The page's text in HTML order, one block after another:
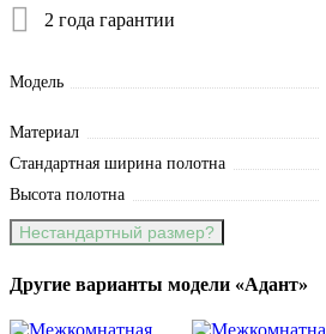
2 года гарантии
Модель
Материал
Стандартная ширина полотна
Высота полотна
Нестандартный размер?
Другие варианты модели «Адант»